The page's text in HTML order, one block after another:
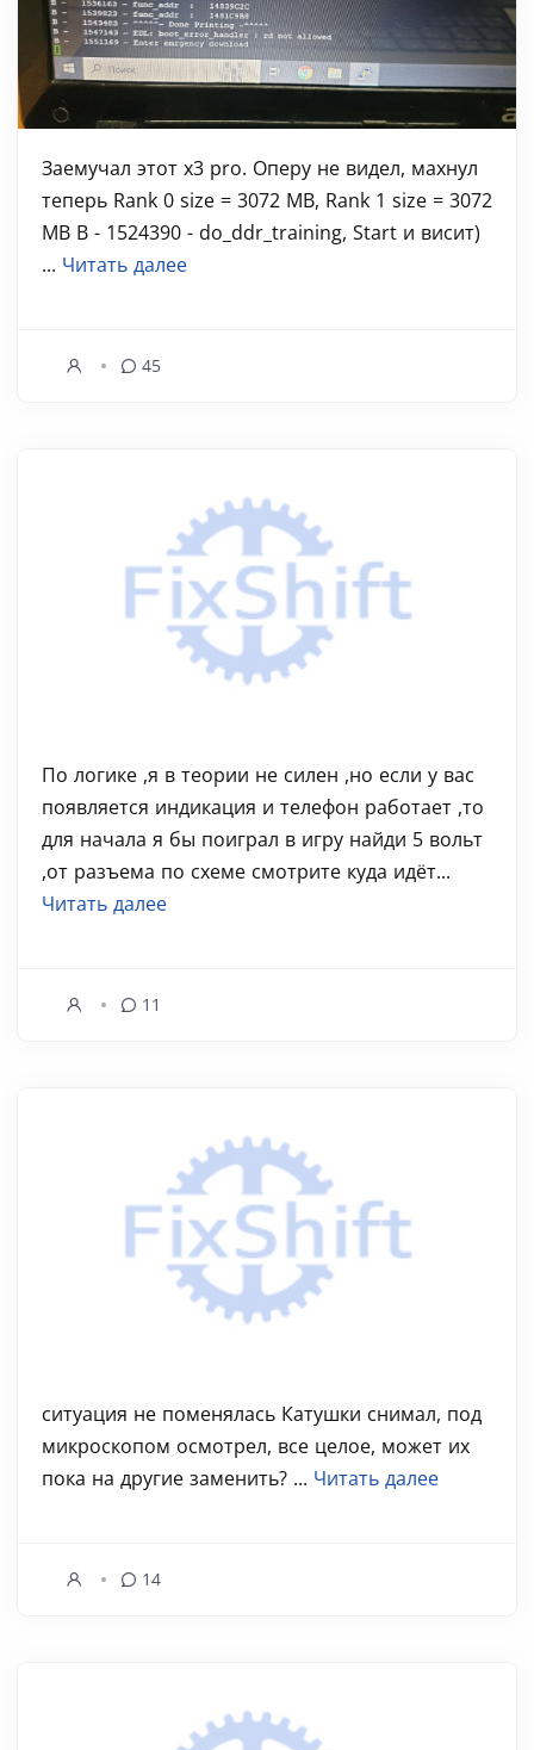
Заемучал этот х3 pro. Оперу не видел, махнул
теперь Rank 0 size = 3072 MB, Rank 1 size = 3072
MB B - 1524390 - do_ddr_training, Start и висит)
... Читать далее
45
По логике ,я в теории не силен ,но если у вас
появляется индикация и телефон работает ,то
для начала я бы поиграл в игру найди 5 вольт
,от разъема по схеме смотрите куда идёт...
Читать далее
11
ситуация не поменялась Катушки снимал, под
микроскопом осмотрел, все целое, может их
пока на другие заменить? ... Читать далее
14